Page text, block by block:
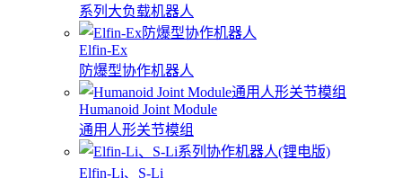
系列大负载机器人
Elfin-Ex
防爆型协作机器人
Humanoid Joint Module
通用人形关节模组
Elfin-Li、S-Li